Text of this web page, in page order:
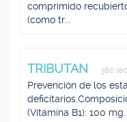
comprimido
(como tr...
TRIBUTAN 380
Prevención de los
(Vitamina B1): 100 mg.